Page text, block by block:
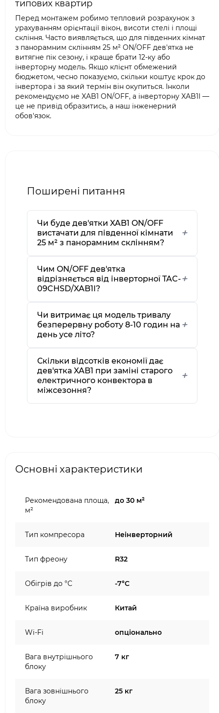
типових квартир
Перед монтажем робимо тепловий розрахунок з
урахуванням орієнтації вікон, висоти стелі і площі
скління. Часто виявляється, що для південних кімнат
з панорамним склінням 25 м² ON/OFF дев'ятка не
витягне пік сезону, і краще брати 12-ку або
інверторну модель. Якщо клієнт обмежений
бюджетом, чесно показуємо, скільки коштує крок до
інвертора і за який термін він окупиться. Інколи
рекомендуємо не XAB1 ON/OFF, а інверторну XAB1I —
це не привід образитись, а наш інженерний
обов'язок.
Поширені питання
Чи буде дев'ятки XAB1 ON/OFF
вистачати для південної кімнати
25 м² з панорамним склінням?
Чим ON/OFF дев'ятка
відрізняється від інверторної TAC-
09CHSD/XAB1I?
Чи витримає ця модель тривалу
безперервну роботу 8-10 годин на
день усе літо?
Скільки відсотків економії дає
дев'ятка XAB1 при заміні старого
електричного конвектора в
міжсезоння?
Основні характеристики
Рекомендована площа,
м²
до 30 м²
Тип компресора Неінверторний
Тип фреону R32
Обігрів до °C -7°C
Країна виробник Китай
Wi-Fi опціонально
Вага внутрішнього
блоку
7 кг
Вага зовнішнього
блоку
25 кг